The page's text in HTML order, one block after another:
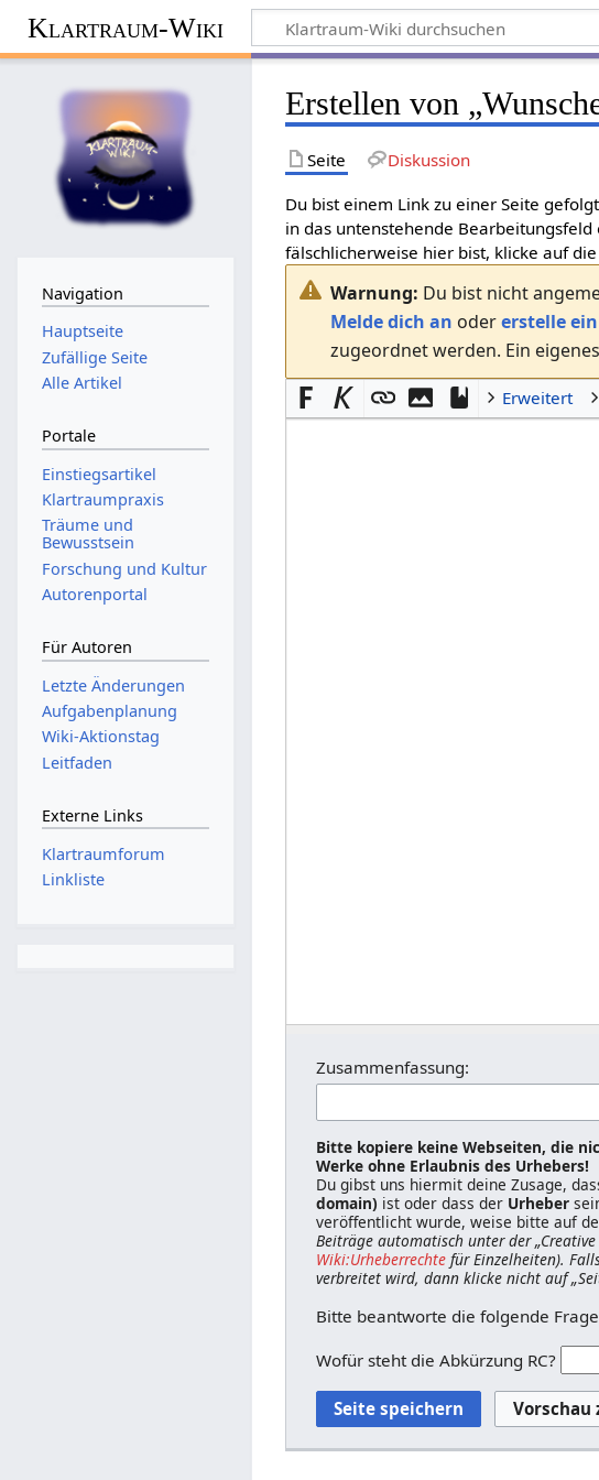
Klartraum-Wiki
Erstellen von „
Seite Diskussion
Du bist einem Link zu einer Seite
in das untenstehende
fälschlicherweise hier bist, klicke auf
Warnung: Du bist nicht
Melde dich an odererstelle
zugeordnet werden. Ein
Erweitert
Zusammenfassung:
Bitte kopiere keine Webseiten, die
Werke ohne Erlaubnis des Urhebers!
Du gibst uns hiermit deine Zusage,
domain) ist oder dass der Urheber
veröffentlicht wurde, weise bitte auf
Beiträge automatisch unter der
Wiki:Urheberrechtefür Einzelheiten).
verbreitet wird, dann klicke nicht auf
Bitte beantworte die folgende
Wofür steht die Abkürzung RC?
Navigation
Hauptseite
Zufällige Seite
Alle Artikel
Portale
Einstiegsartikel
Klartraumpraxis
Träume und
Bewusstsein
Forschung und Kultur
Autorenportal
Für Autoren
Letzte Änderungen
Aufgabenplanung
Wiki-Aktionstag
Leitfaden
Externe Links
Klartraumforum
Linkliste